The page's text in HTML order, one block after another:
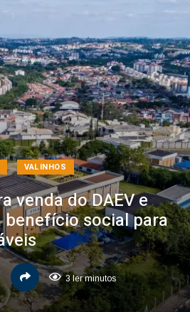
VALINHOS
venda do DAEV e
benefício social para
3 ler minutos